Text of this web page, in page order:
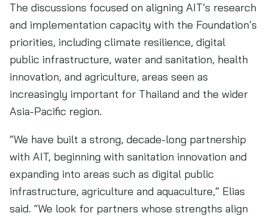
The discussions focused on aligning AIT’s research
and implementation capacity with the Foundation’s
priorities, including climate resilience, digital
public infrastructure, water and sanitation, health
innovation, and agriculture, areas seen as
increasingly important for Thailand and the wider
Asia-Pacific region.
“We have built a strong, decade-long partnership
with AIT, beginning with sanitation innovation and
expanding into areas such as digital public
infrastructure, agriculture and aquaculture,” Elias
said. “We look for partners whose strengths align